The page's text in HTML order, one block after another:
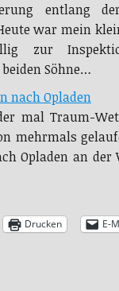
entlang
war mein
zur
Söhne…
nach Opladen
mal Traum-
mehrmals
Opladen an der
Drucken E-